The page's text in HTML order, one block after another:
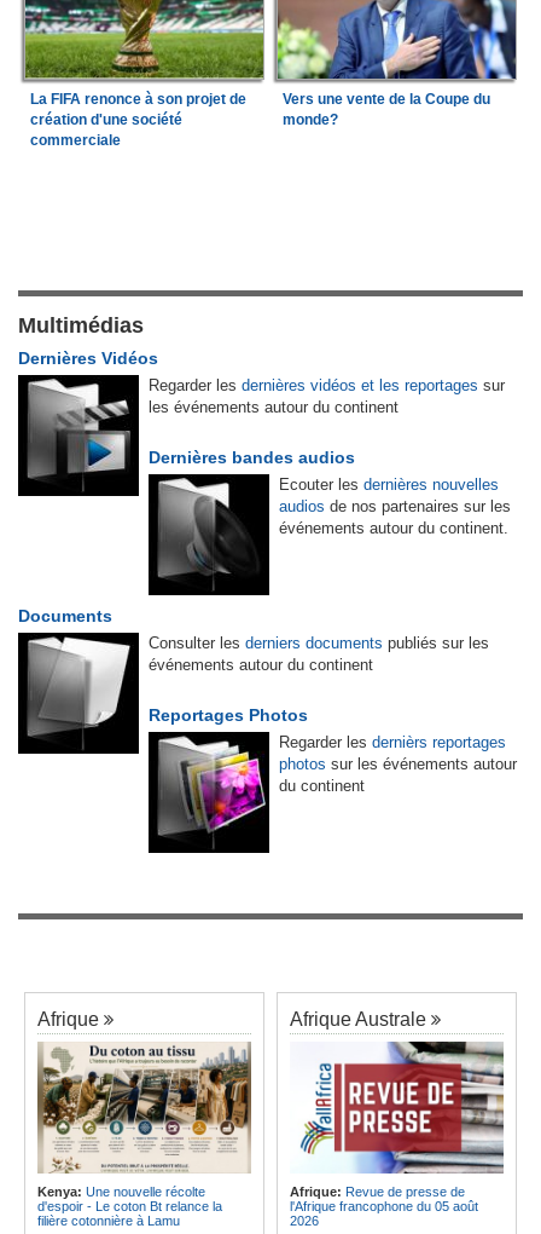
La FIFA renonce à son projet de
création d'une société
commerciale
Vers une vente de la Coupe du
monde?
Multimédias
Dernières Vidéos
Regarder les dernières vidéos et les reportages sur
les événements autour du continent
Dernières bandes audios
Ecouter les dernières nouvelles
audios de nos partenaires sur les
événements autour du continent.
Documents
Consulter les derniers documents publiés sur les
événements autour du continent
Reportages Photos
Regarder les dernièrs reportages
photos sur les événements autour
du continent
Afrique
Kenya: Une nouvelle récolte
d'espoir - Le coton Bt relance la
filière cotonnière à Lamu
Afrique Australe
Afrique: Revue de presse de
l'Afrique francophone du 05 août
2026